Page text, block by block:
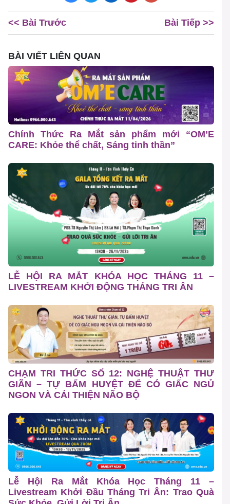
<< Bài Trước Bài Tiếp >>
BÀI VIẾT LIÊN QUAN
Chính Thức Ra Mắt sản phẩm mới “OM’E
CARE: Khỏe thể chất, Sáng tinh thần”
LỄ HỘI RA MẮT KHÓA HỌC THÁNG 11 –
LIVESTREAM KHỞI ĐỘNG THÁNG TRI ÂN
CHẠM TRI THỨC SỐ 12: NGHỆ THUẬT THƯ
GIÃN – TỰ BẤM HUYỆT ĐỂ CÓ GIẤC NGỦ
NGON VÀ CẢI THIỆN NÃO BỘ
Lễ Hội Ra Mắt Khóa Học Tháng 11 –
Livestream Khởi Đầu Tháng Tri Ân: Trao Quà